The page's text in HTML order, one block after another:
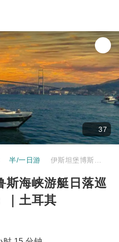
37
半/一日游
斯海峡游艇日落巡
｜土耳其